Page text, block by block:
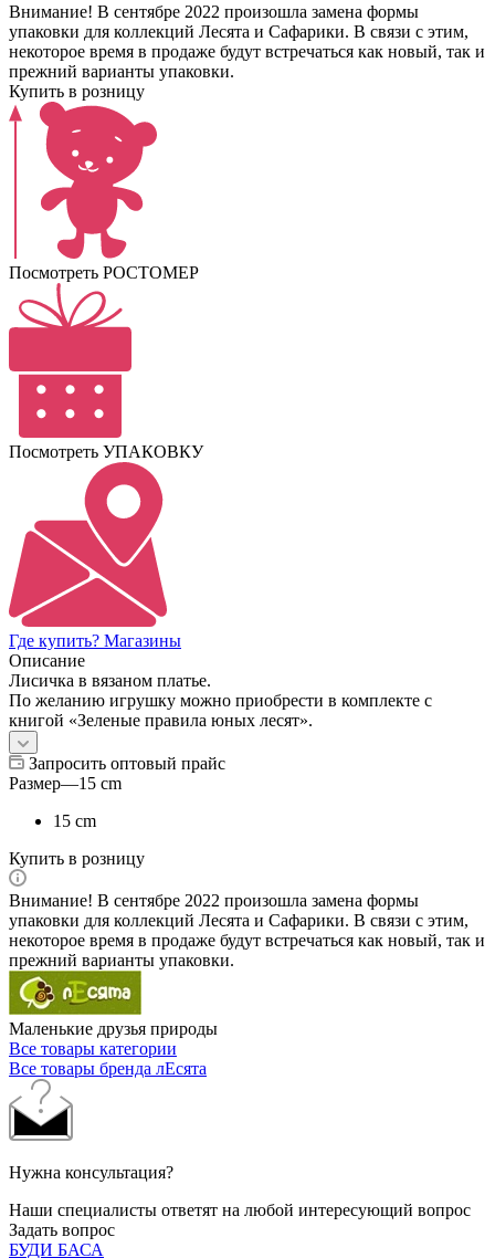
Внимание! В сентябре 2022 произошла замена формы
упаковки для коллекций Лесята и Сафарики. В связи с этим,
некоторое время в продаже будут встречаться как новый, так и
прежний варианты упаковки.
Купить в розницу
Посмотреть РОСТОМЕР
Посмотреть УПАКОВКУ
Где купить? Магазины
Описание
Лисичка в вязаном платье.
По желанию игрушку можно приобрести в комплекте с
книгой «Зеленые правила юных лесят».
Запросить оптовый прайс
Размер—15 cm
15 cm
Купить в розницу
Внимание! В сентябре 2022 произошла замена формы
упаковки для коллекций Лесята и Сафарики. В связи с этим,
некоторое время в продаже будут встречаться как новый, так и
прежний варианты упаковки.
Маленькие друзья природы
Все товары категории
Все товары бренда лЕсята
Нужна консультация?
Наши специалисты ответят на любой интересующий вопрос
Задать вопрос
БУДИ БАСА